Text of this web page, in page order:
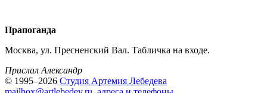
Прапоганда
Москва, ул. Пресненский Вал. Табличка на входе.
Прислал Александр
© 1995–2026 Студия Артемия Лебедева